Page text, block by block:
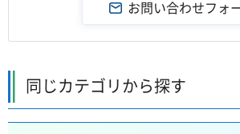
同じカテゴリから探す